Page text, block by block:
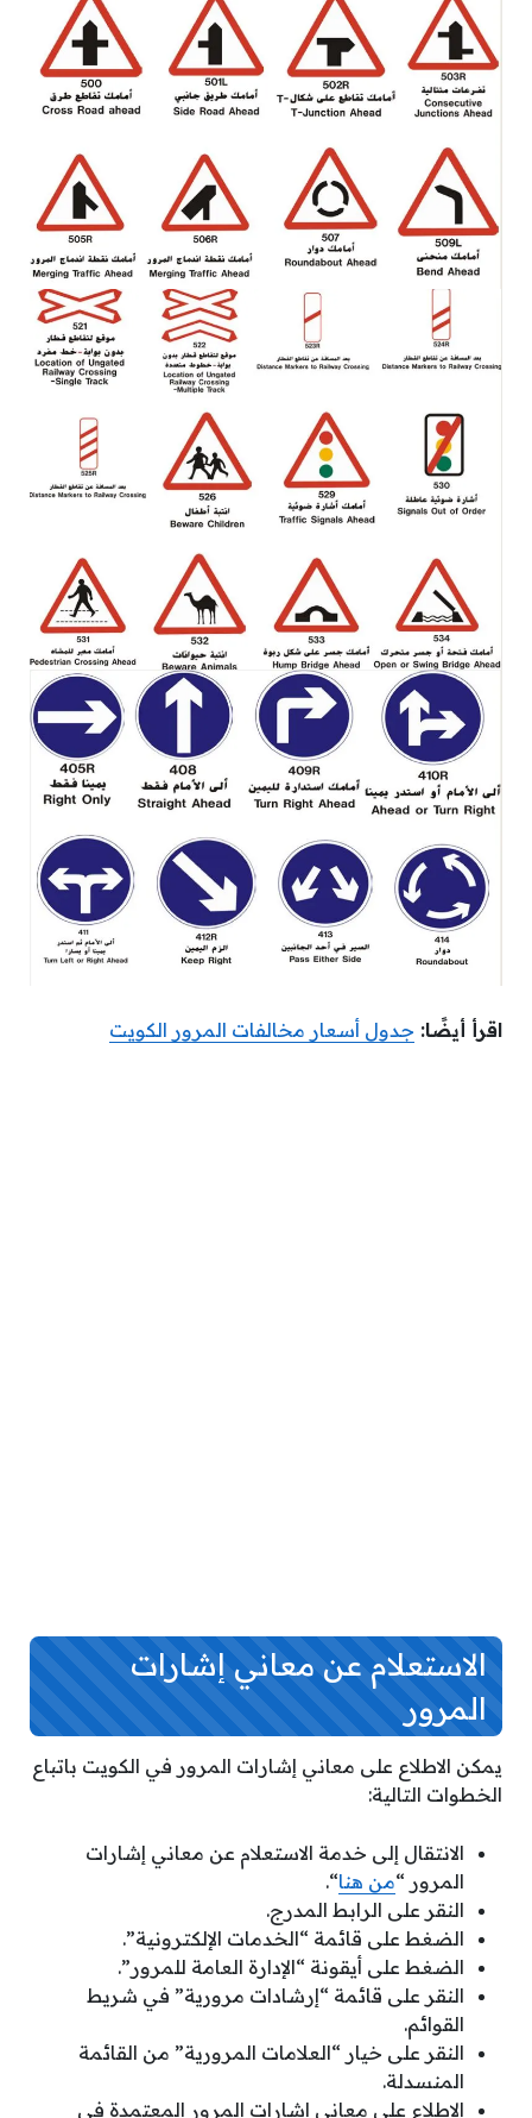
اقرأ أيضًا: جدول أسعار مخالفات المرور الكويت
الاستعلام عن معاني إشارات
المرور
يمكن الاطلاع على معاني إشارات المرور في الكويت باتباع
الخطوات التالية:
الانتقال إلى خدمة الاستعلام عن معاني إشارات
المرور “من هنا“.
النقر على الرابط المدرج.
الضغط على قائمة “الخدمات الإلكترونية”.
الضغط على أيقونة “الإدارة العامة للمرور”.
النقر على قائمة “إرشادات مرورية” في شريط
القوائم.
النقر على خيار “العلامات المرورية” من القائمة
المنسدلة.
الاطلاع على معاني إشارات المرور المعتمدة في